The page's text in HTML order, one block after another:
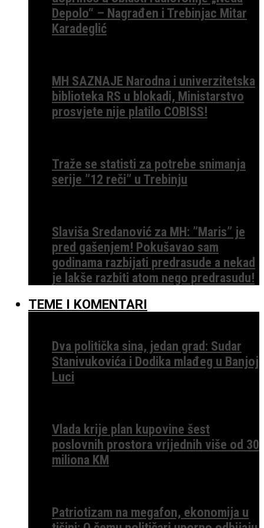
Depolo“ – Nagrađen i Trebinjac Mitar
Karadeglić
MH SAZNAJE Narodna i univerzitetska
biblioteka RS u blokadi, Ministarstvo
prosvjete nije platilo COBISS!
Traže se statisti za potrebe snimanja
serije ”12 reči” u Trebinju
Slaviša Sredanović za MH: ”Maris” je
pred gašenjem! Pokušavao sam
godinama razbijati predrasude a nekad
je lakše razbiti atom nego predrasudu!
TEME I KOMENTARI
Dva politička sina, jedan grad: Sudar
Stanivukovića i Dodika mlađeg u Banjoj
Luci
Vlada krije plan kupovine šest
poslovnih prostora vrijednih više od 30
miliona KM
Patriotizam na megafon, ekonomija u